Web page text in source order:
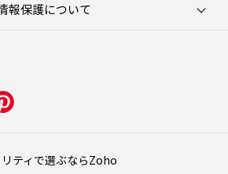
報保護について
ティで選ぶならZoho